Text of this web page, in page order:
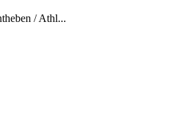
/ Athl...